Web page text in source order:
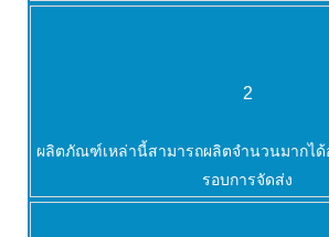
2
ผลิตภัณฑ์เหล่านี้สามารถผลิตจำนวนมากได้
รอบการจัดส่ง